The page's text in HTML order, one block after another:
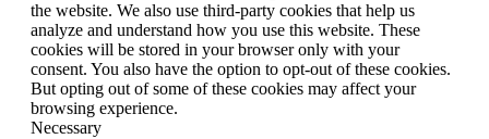
the website. We also use third-party cookies that help us
analyze and understand how you use this website. These
cookies will be stored in your browser only with your
consent. You also have the option to opt-out of these cookies.
But opting out of some of these cookies may affect your
browsing experience.
Necessary